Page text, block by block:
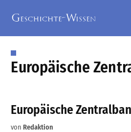
Inhalt
springen
Europäische
Europäische
von Redaktion